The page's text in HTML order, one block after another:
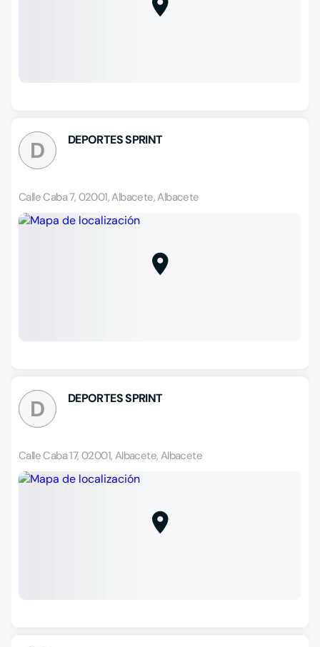
D DEPORTES SPRINT
Calle Caba 7, 02001, Albacete, Albacete
D DEPORTES SPRINT
Calle Caba 17, 02001, Albacete, Albacete